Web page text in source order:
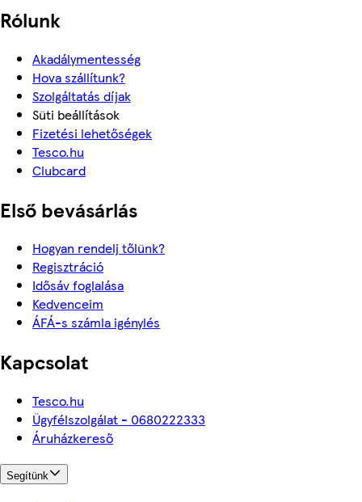
Rólunk
Akadálymentesség
Hova szállítunk?
Szolgáltatás díjak
Süti beállítások
Fizetési lehetőségek
Tesco.hu
Clubcard
Első bevásárlás
Hogyan rendelj tőlünk?
Regisztráció
Idősáv foglalása
Kedvenceim
ÁFÁ-s számla igénylés
Kapcsolat
Tesco.hu
Ügyfélszolgálat - 0680222333
Áruházkereső
Segítünk